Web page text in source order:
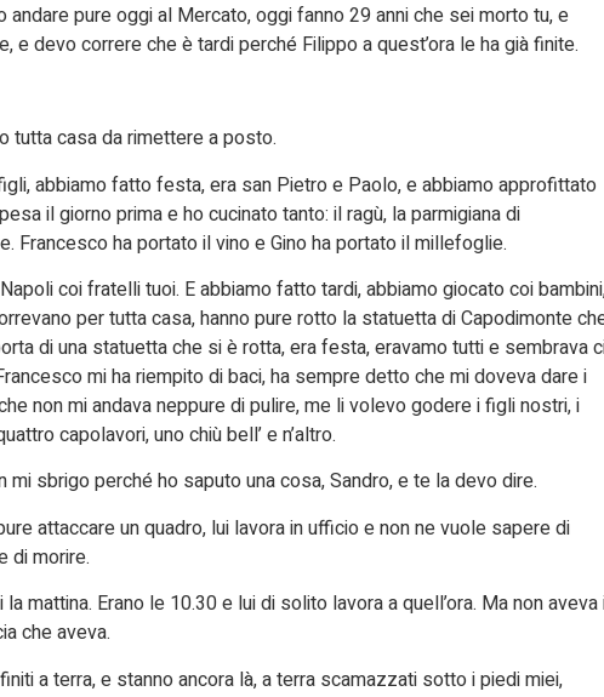
andare pure oggi al Mercato, oggi fanno 29 anni che sei morto tu, e
e devo correre che è tardi perché Filippo a quest’ora le ha già finite.
tutta casa da rimettere a posto.
abbiamo fatto festa, era san Pietro e Paolo, e abbiamo approfittato
il giorno prima e ho cucinato tanto: il ragù, la parmigiana di
Francesco ha portato il vino e Gino ha portato il millefoglie.
coi fratelli tuoi. E abbiamo fatto tardi, abbiamo giocato coi
per tutta casa, hanno pure rotto la statuetta di Capodimonte
di una statuetta che si è rotta, era festa, eravamo tutti e sembrava
mi ha riempito di baci, ha sempre detto che mi doveva dare i
non mi andava neppure di pulire, me li volevo godere i figli nostri, i
capolavori, uno chiù bell’ e n’altro.
sbrigo perché ho saputo una cosa, Sandro, e te la devo dire.
attaccare un quadro, lui lavora in ufficio e non ne vuole sapere di
di morire.
mattina. Erano le 10.30 e lui di solito lavora a quell’ora. Ma non aveva
che aveva.
a terra, e stanno ancora là, a terra scamazzati sotto i piedi miei,